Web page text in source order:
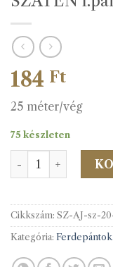
184 Ft
25 méter/vég
75 készleten
SZATÉN f.pánt 20
Cikkszám: SZ-AJ-sz-
Kategória: Ferdepántok